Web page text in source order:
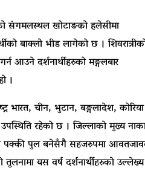
संगमलस्थल खोटाङको हलेसीमा
बाक्लो भीड लागेको छ ।
आउने दर्शनार्थीहरुको मङ्गलबार
।
भारत, चीन, भुटान, बङ्गलादेश, कोरिया
उपस्थिति रहेको छ । जिल्लाको मुख्य
पक्की पुल बनेसँगै सहजरुपमा
यस वर्ष दर्शनार्थीहरुको उल्लेख्य